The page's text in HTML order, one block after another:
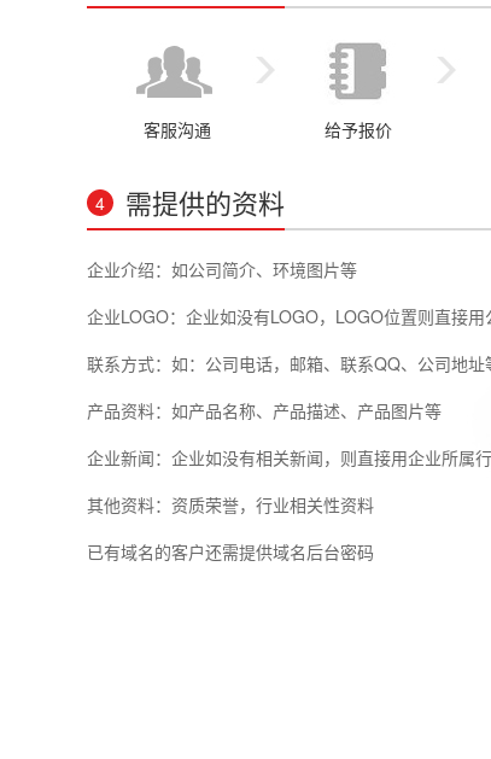
客服沟通 给予报价
4 需提供的资料
企业介绍：如公司简介、环境图片等
企业LOGO：企业如没有LOGO，LOGO位置则直接
联系方式：如：公司电话，邮箱、联系QQ、公司地址
产品资料：如产品名称、产品描述、产品图片等
企业新闻：企业如没有相关新闻，则直接用企业所属
其他资料：资质荣誉，行业相关性资料
已有域名的客户还需提供域名后台密码